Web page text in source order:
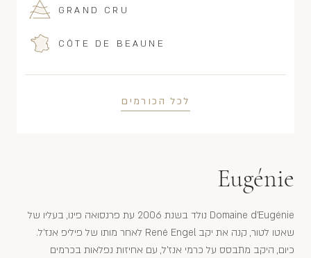
GRAND CRU
CÔTE DE BEAUNE
לכל הכורמים
Eugénie
Domaine d'Eugénie נולד בשנת 2006 עת פרנסואה פינו, בעליו של
שאטו לטור, קנה את יקב René Engel לאחר מותו של פיליפ אנז'ל.
כיום, היקב מתבסס על כרמי אנז'ל, עם אחיזות נפלאות בכרמים